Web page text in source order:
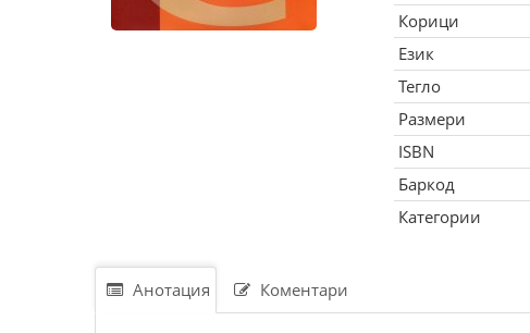
Корици
Език
Тегло
Размери
ISBN
Баркод
Категории
Анотация Коментари